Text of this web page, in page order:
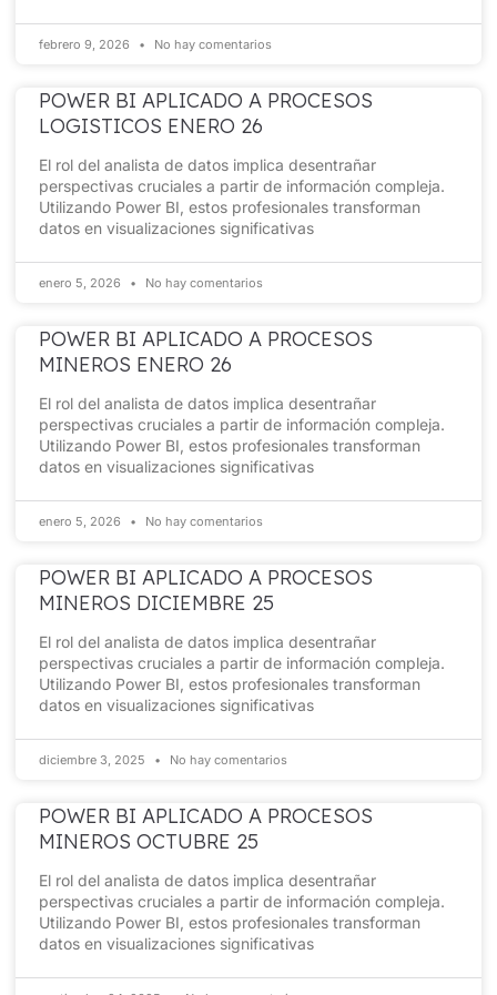
febrero 9, 2026 No hay comentarios
POWER BI APLICADO A PROCESOS
LOGISTICOS ENERO 26
El rol del analista de datos implica desentrañar
perspectivas cruciales a partir de información compleja.
Utilizando Power BI, estos profesionales transforman
datos en visualizaciones significativas
enero 5, 2026 No hay comentarios
POWER BI APLICADO A PROCESOS
MINEROS ENERO 26
El rol del analista de datos implica desentrañar
perspectivas cruciales a partir de información compleja.
Utilizando Power BI, estos profesionales transforman
datos en visualizaciones significativas
enero 5, 2026 No hay comentarios
POWER BI APLICADO A PROCESOS
MINEROS DICIEMBRE 25
El rol del analista de datos implica desentrañar
perspectivas cruciales a partir de información compleja.
Utilizando Power BI, estos profesionales transforman
datos en visualizaciones significativas
diciembre 3, 2025 No hay comentarios
POWER BI APLICADO A PROCESOS
MINEROS OCTUBRE 25
El rol del analista de datos implica desentrañar
perspectivas cruciales a partir de información compleja.
Utilizando Power BI, estos profesionales transforman
datos en visualizaciones significativas